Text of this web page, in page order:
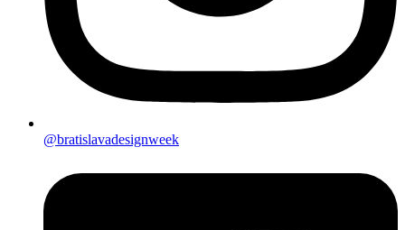
@bratislavadesignweek